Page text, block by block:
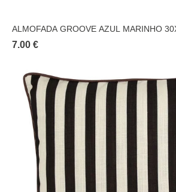
ALMOFADA GROOVE AZUL MARINHO
7.00 €